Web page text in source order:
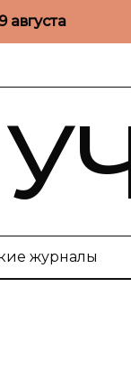
августа
журналы